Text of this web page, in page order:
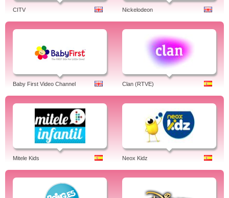
CITV Nickelodeon
Baby First Video Channel Clan (RTVE)
Mitele Kids Neox Kidz